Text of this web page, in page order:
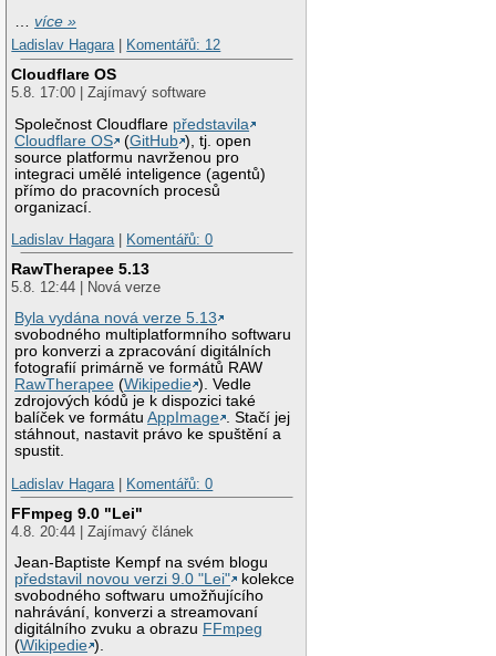
…více »
Ladislav Hagara| Komentářů: 12
Cloudflare OS
5.8. 17:00 | Zajímavý software
Společnost Cloudflare představila
Cloudflare OS
(GitHub ), tj. open
source platformu navrženou pro
integraci umělé inteligence (agentů)
přímo do pracovních procesů
organizací.
Ladislav Hagara| Komentářů: 0
RawTherapee 5.13
5.8. 12:44 | Nová verze
Byla vydána nová verze 5.13
svobodného multiplatformního softwaru
pro konverzi a zpracování digitálních
fotografií primárně ve formátů RAW
RawTherapee (Wikipedie ). Vedle
zdrojových kódů je k dispozici také
balíček ve formátuAppImage . Stačí jej
stáhnout, nastavit právo ke spuštění a
spustit.
Ladislav Hagara| Komentářů: 0
FFmpeg 9.0 "Lei"
4.8. 20:44 | Zajímavý článek
Jean-Baptiste Kempf na svém blogu
představil novou verzi 9.0 "Lei"
kolekce
svobodného softwaru umožňujícího
nahrávání, konverzi a streamovaní
digitálního zvuku a obrazu FFmpeg
(Wikipedie ).